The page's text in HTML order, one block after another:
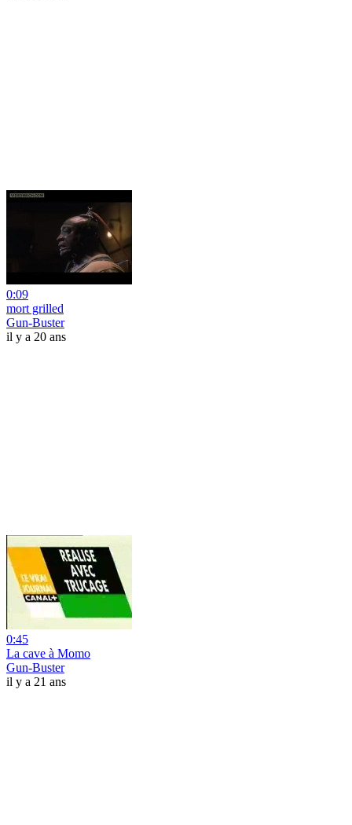
0:09
mort grilled
Gun-Buster
il y a 20 ans
0:45
La cave à Momo
Gun-Buster
il y a 21 ans